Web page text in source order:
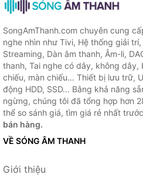
SongAmThanh.com chuyên cung
nghe nhìn như Tivi, Hệ thống giải
Streaming, Dàn âm thanh, Âm-li,
thanh, Tai nghe có dây, không dây,
chiếu, màn chiếu... Thiết bị lưu trữ,
động HDD, SSD... Bằng khả năng
ngừng, chúng tôi đã tổng hợp hơn
thể so sánh giá, tìm giá rẻ nhất
bán hàng.
VỀ SÓNG ÂM THANH
Giới thiệu